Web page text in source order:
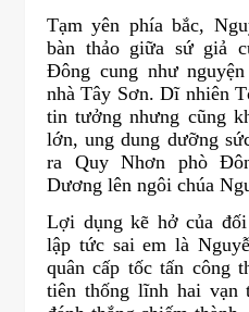
Tạm yên phía bắc,
bàn thảo giữa sứ giả
Đông cung như
nhà Tây Sơn. Dĩ nhiên
tin tưởng nhưng cũng
lớn, ung dung dưỡng
ra Quy Nhơn phò
Dương lên ngôi chúa
Lợi dụng kẽ hở của
lập tức sai em là
quân cấp tốc tấn công
tiên thống lĩnh hai